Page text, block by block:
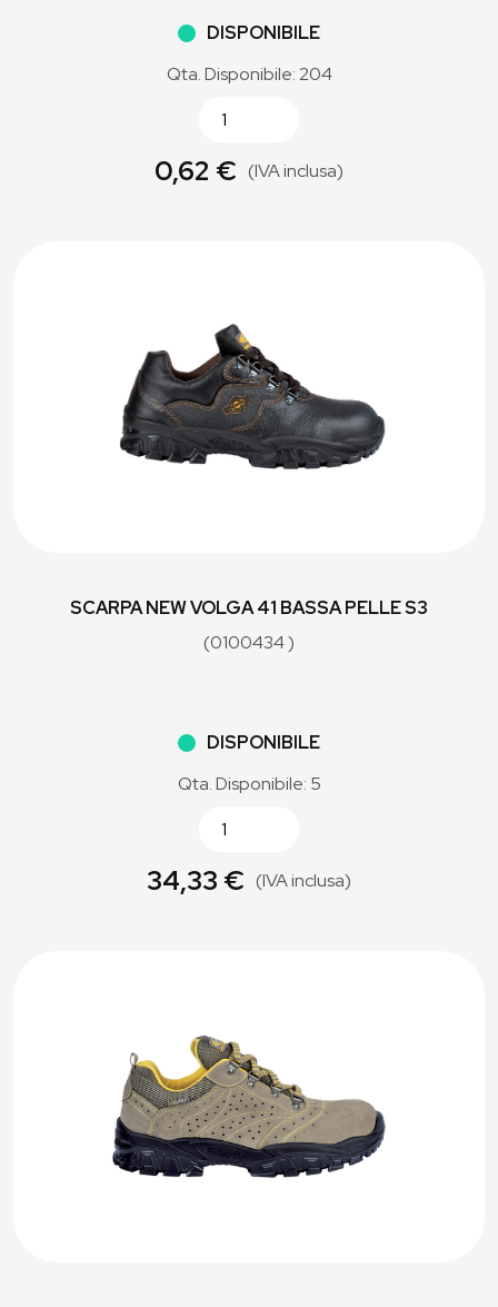
DISPONIBILE
Qta. Disponibile: 204
0,62 € (IVA inclusa)
SCARPA NEW VOLGA 41 BASSA PELLE S3
(0100434 )
DISPONIBILE
Qta. Disponibile: 5
34,33 € (IVA inclusa)